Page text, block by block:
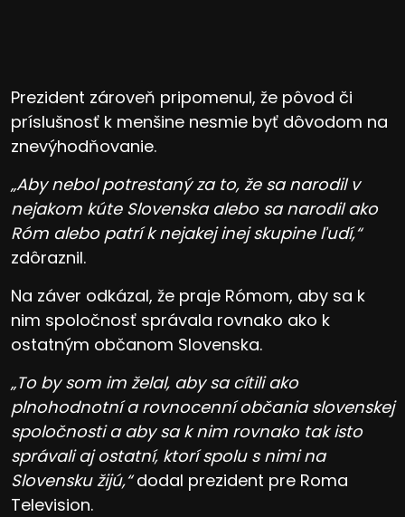
Prezident zároveň pripomenul, že pôvod či
príslušnosť k menšine nesmie byť dôvodom na
znevýhodňovanie.
„Aby nebol potrestaný za to, že sa narodil v
nejakom kúte Slovenska alebo sa narodil ako
Róm alebo patrí k nejakej inej skupine ľudí,“
zdôraznil.
Na záver odkázal, že praje Rómom, aby sa k
nim spoločnosť správala rovnako ako k
ostatným občanom Slovenska.
„To by som im želal, aby sa cítili ako
plnohodnotní a rovnocenní občania slovenskej
spoločnosti a aby sa k nim rovnako tak isto
správali aj ostatní, ktorí spolu s nimi na
Slovensku žijú,“dodal prezident pre Roma
Television.